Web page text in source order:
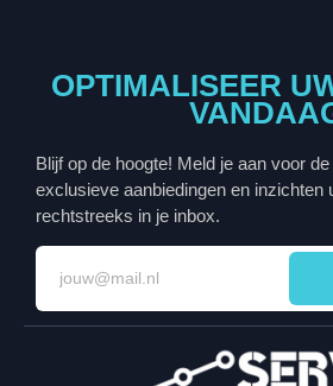
OPTIMALISEER
Blijf op de hoogte! Meld je aan voor
exclusieve aanbiedingen en inzichten
rechtstreeks in je inbox.